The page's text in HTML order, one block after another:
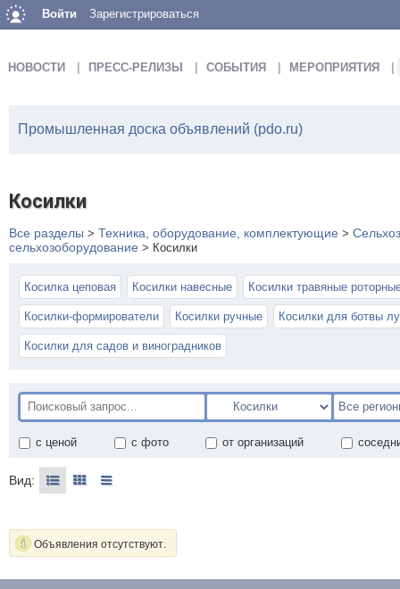
Войти Зарегистрироваться
НОВОСТИ ПРЕСС-РЕЛИЗЫ СОБЫТИЯ МЕРОПРИЯТИЯ
Промышленная доска объявлений (pdo.ru)
Косилки
Все разделы > Техника, оборудование, комплектующие >
сельхозоборудование > Косилки
Косилка цеповая Косилки навесные Косилки травяные
Косилки-формирователи Косилки ручные Косилки для ботвы
Косилки для садов и виноградников
с ценой с фото от организаций
Вид:
Объявления отсутствуют.